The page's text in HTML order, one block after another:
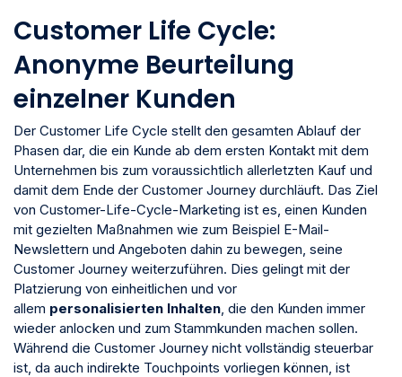
Customer Life Cycle:
Anonyme Beurteilung
einzelner Kunden
Der Customer Life Cycle stellt den gesamten Ablauf der
Phasen dar, die ein Kunde ab dem ersten Kontakt mit dem
Unternehmen bis zum voraussichtlich allerletzten Kauf und
damit dem Ende der Customer Journey durchläuft. Das Ziel
von Customer-Life-Cycle-Marketing ist es, einen Kunden
mit gezielten Maßnahmen wie zum Beispiel E-Mail-
Newslettern und Angeboten dahin zu bewegen, seine
Customer Journey weiterzuführen. Dies gelingt mit der
Platzierung von einheitlichen und vor
allem personalisierten Inhalten, die den Kunden immer
wieder anlocken und zum Stammkunden machen sollen.
Während die Customer Journey nicht vollständig steuerbar
ist, da auch indirekte Touchpoints vorliegen können, ist